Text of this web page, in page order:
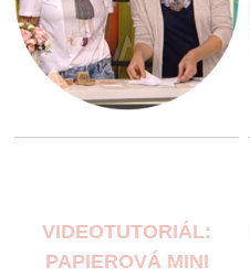
VIDEOTUTORIÁL:
PAPIEROVÁ MINI